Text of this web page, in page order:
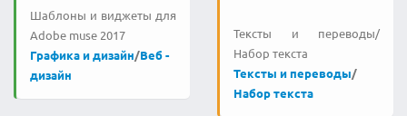
Шаблоны и виджеты для
Adobe muse 2017
Графика и дизайн/Веб -
дизайн
Тексты и переводы/
Набор текста
Тексты и переводы/
Набор текста